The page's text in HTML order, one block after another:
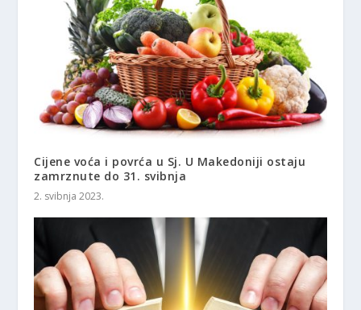
Cijene voća i povrća u Sj. U Makedoniji ostaju
zamrznute do 31. svibnja
2. svibnja 2023.